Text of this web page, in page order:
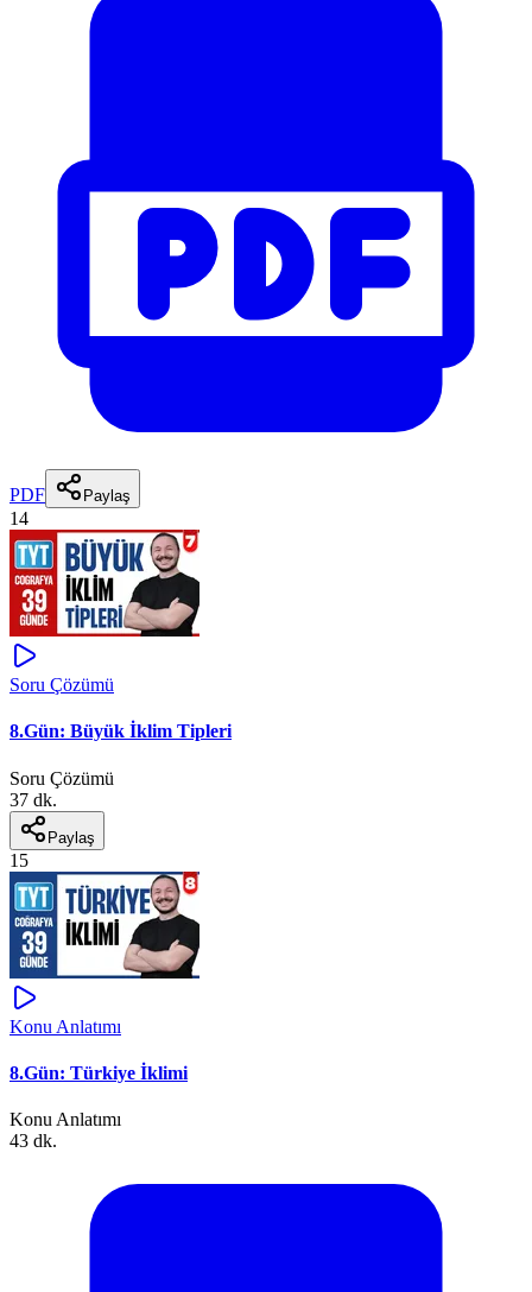
PDF Paylaş
14
Soru Çözümü
8.Gün: Büyük İklim Tipleri
Soru Çözümü
37 dk.
Paylaş
15
Konu Anlatımı
8.Gün: Türkiye İklimi
Konu Anlatımı
43 dk.